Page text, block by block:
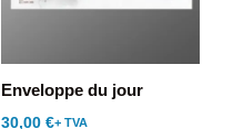
Enveloppe du jour
30,00 €+ TVA